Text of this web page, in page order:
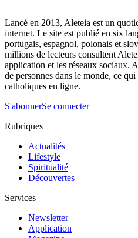
Lancé en 2013, Aleteia est un
internet. Le site est publié en six
portugais, espagnol, polonais et
millions de lecteurs consultent
application et les réseaux sociaux.
de personnes dans le monde, ce
catholiques en ligne.
S'abonnerSe connecter
Rubriques
Actualités
Lifestyle
Spiritualité
Découvertes
Services
Newsletter
Application